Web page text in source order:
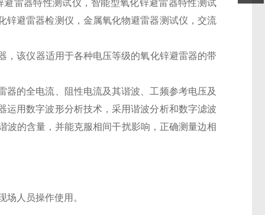
雷器特性测试仪，智能型氧化锌避雷器特性测试
锌避雷器检测仪，金属氧化物避雷器测试仪，交流
，该仪器适用于各种电压等级的氧化锌避雷器的带
的全电流、阻性电流及其谐波、工频参考电压及
运用数字波形分析技术，采用谐波分析和数字滤波
波的含量，并能克服相间干扰影响，正确测量边相
人员操作使用。